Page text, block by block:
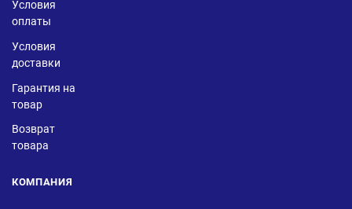
Условия
оплаты
Условия
доставки
Гарантия на
товар
Возврат
товара
КОМПАНИЯ